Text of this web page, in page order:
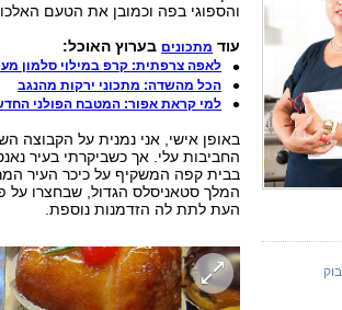
והספוגי בפה וכמובן את הטעם
עוד מתכונים בערוץ האוכל:
לאפה צרפתית: קרפ במילוי סלמון
הכל מהשדה: מתכוני ירקות מהנגב
למי קראת אפור: המטבח הפולני
באופן אישי, אני נמנית על הקבוצה
החביבות עלי. אך כשביקרתי בעיר
בבית קפה המשקיף על כיכר העיר
המלך סטאניסלס הגדול, שבחצרו על
העת לתת לה הזדמנות נוספת.